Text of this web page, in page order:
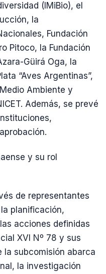
(IMiBio), el
la
Fundación
Pitoco, la Fundación
Güirá Oga, la
“Aves Argentinas”,
Ambiente y
Además, se prevé
y su rol
de representantes
planificación,
acciones definidas
XVI Nº 78 y sus
la subcomisión abarca
la investigación